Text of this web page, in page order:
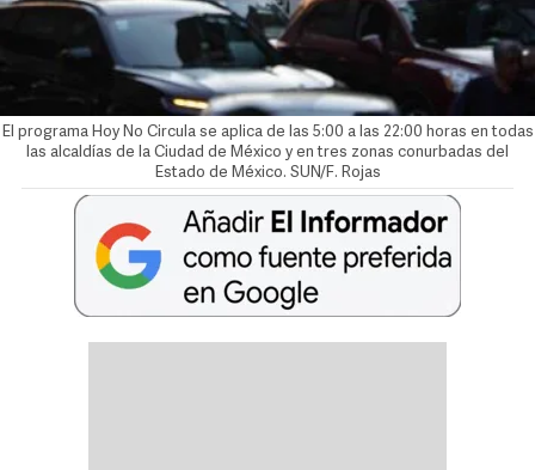
El programa Hoy No Circula se aplica de las 5:00 a las 22:00 horas en todas
las alcaldías de la Ciudad de México y en tres zonas conurbadas del
Estado de México. SUN/F. Rojas